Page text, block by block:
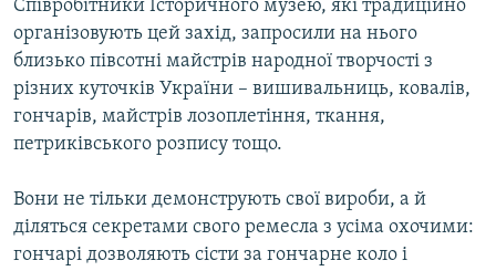
Співробітники Історичного музею, які традиційно
організовують цей захід, запросили на нього
близько півсотні майстрів народної творчості з
різних куточків України – вишивальниць, ковалів,
гончарів, майстрів лозоплетіння, ткання,
петриківського розпису тощо.
Вони не тільки демонструють свої вироби, а й
діляться секретами свого ремесла з усіма охочими:
гончарі дозволяють сісти за гончарне коло і